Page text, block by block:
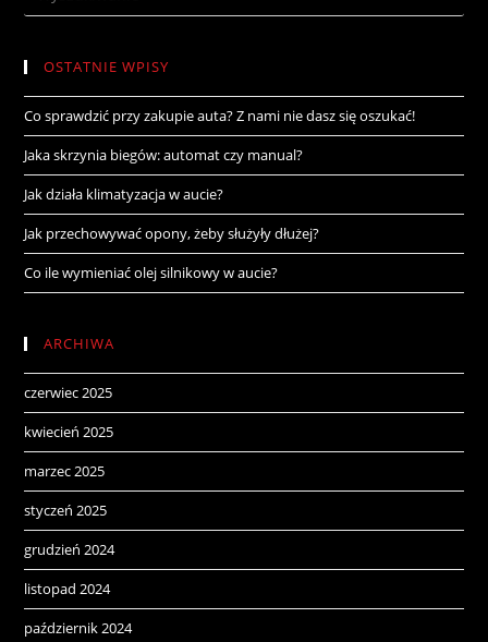
OSTATNIE WPISY
Co sprawdzić przy zakupie auta? Z nami nie dasz się oszukać!
Jaka skrzynia biegów: automat czy manual?
Jak działa klimatyzacja w aucie?
Jak przechowywać opony, żeby służyły dłużej?
Co ile wymieniać olej silnikowy w aucie?
ARCHIWA
czerwiec 2025
kwiecień 2025
marzec 2025
styczeń 2025
grudzień 2024
listopad 2024
październik 2024